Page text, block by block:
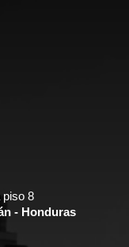
piso 8
- Honduras